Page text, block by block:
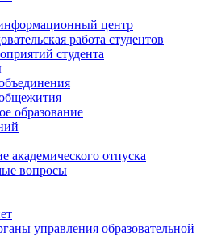
центр
работа студентов
студента
образование
академического отпуска
вопросы
управления образовательной